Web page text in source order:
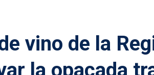
vino de la
la opacada